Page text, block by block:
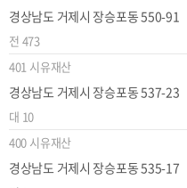
경상남도 거제시 장승포동 550-91
전 473
401 시유재산
경상남도 거제시 장승포동 537-23
대 10
400 시유재산
경상남도 거제시 장승포동 535-17